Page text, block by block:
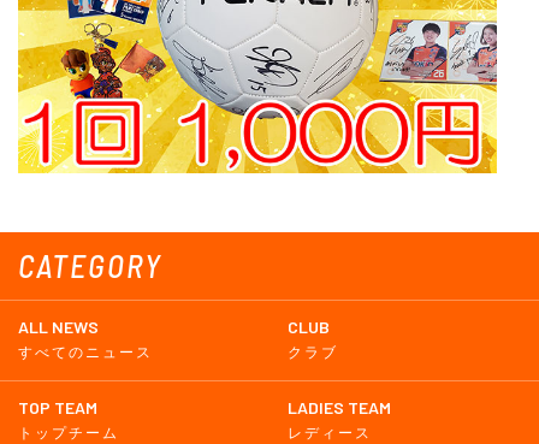
CATEGORY
ALL NEWS
すべてのニュース
CLUB
クラブ
TOP TEAM
トップチーム
LADIES TEAM
レディース